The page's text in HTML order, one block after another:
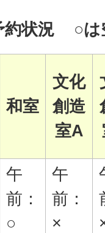
約状況 ○は
和室
文化
創造
室A
午
前：
○
午
前：
×